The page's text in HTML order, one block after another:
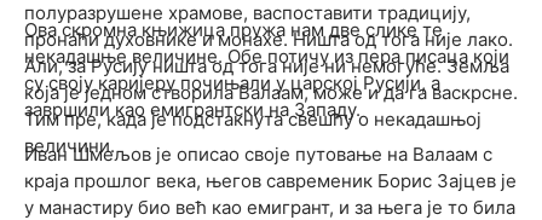
полуразрушене храмове, васпоставити традицију,
пронаћи духовнике и монахе. Ништа од тога није лако.
Али, за Русију ништа од тога није ни немогуће. Земља
која је једном створила Валаам, може и да га васкрсне.
Тим пре, када је подстакнута свешћу о некадашњој
величини.
Ова скромна књижица пружа нам две слике те
некадашње величине. Обе потичу из пера писаца који
су своју каријеру почињали у царској Русији, а
завршили као емигрантски на Западу.
Иван Шмељов је описао своје путовање на Валаам с
краја прошлог века, његов савременик Борис Зајцев је
у манастиру био већ као емигрант, и за њега је то била